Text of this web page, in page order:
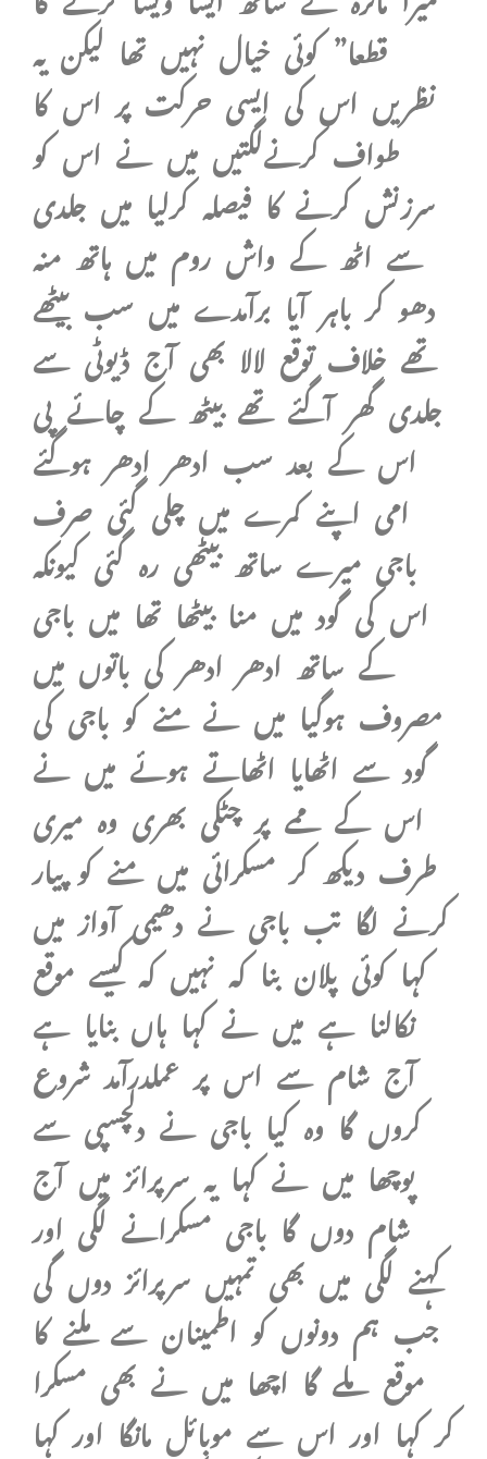
قطعا” کوئی خیال نہیں تھا لیکن یہ
نظریں اس کی ایسی حرکت پر اس کا
طواف کرنےلگتیں میں نے اس کو
سرزنش کرنے کا فیصلہ کرلیا میں جلدی
سے اٹھ کے واش روم میں ہاتھ منہ
دھو کر باہر آیا برآمدے میں سب بیٹھے
تھے خلاف توقع لالا بھی آج ڈیوٹی سے
جلدی گھر آگئے تھے بیٹھ کے چائے پی
اس کے بعد سب ادھر ادھر ہوگئے
امی اپنے کمرے میں چلی گئی صرف
باجی میرے ساتھ بیٹھی رہ گئی کیونکہ
اس کی گود میں منا بیٹھا تھا میں باجی
کے ساتھ ادھر ادھر کی باتوں میں
مصروف ہوگیا میں نے منے کو باجی کی
گود سے اٹھایا اٹھاتے ہوئے میں نے
اس کے ممے پر چٹکی بھری وہ میری
طرف دیکھ کر مسکرائی میں منے کو پیار
کرنے لگا تب باجی نے دھیمی آواز میں
کہا کوئی پلان بنا کہ نہیں کہ کیسے موقع
نکالنا ہے میں نے کہا ہاں بنایا ہے
آج شام سے اس پر عملدرآمد شروع
کروں گا وہ کیا باجی نے دلچسپی سے
پوچھا میں نے کہا یہ سرپرائز میں آج
شام دوں گا باجی مسکرانے لگی اور
کہنے لگی میں بھی تمہیں سرپرائز دوں گی
جب ہم دونوں کو اطمینان سے ملنے کا
موقع ملے گا اچھا میں نے بھی مسکرا
کر کہا اور اس سے موبائل مانگا اور کہا